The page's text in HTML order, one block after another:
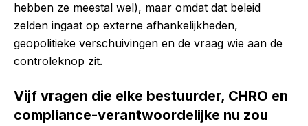
hebben ze meestal wel), maar omdat dat beleid
zelden ingaat op externe afhankelijkheden,
geopolitieke verschuivingen en de vraag wie aan de
controleknop zit.
Vijf vragen die elke bestuurder, CHRO en
compliance-verantwoordelijke nu zou